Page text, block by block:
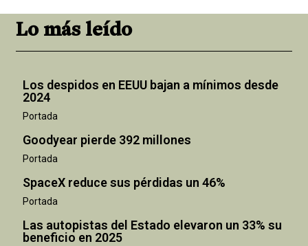
Lo más leído
Los despidos en EEUU bajan a mínimos desde
2024
Portada
Goodyear pierde 392 millones
Portada
SpaceX reduce sus pérdidas un 46%
Portada
Las autopistas del Estado elevaron un 33% su
beneficio en 2025